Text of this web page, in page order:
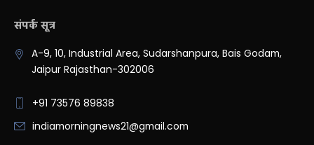
संपर्क सूत्र
A-9, 10, Industrial Area, Sudarshanpura, Bais Godam,
Jaipur Rajasthan-302006
+91 73576 89838
indiamorningnews21@gmail.com